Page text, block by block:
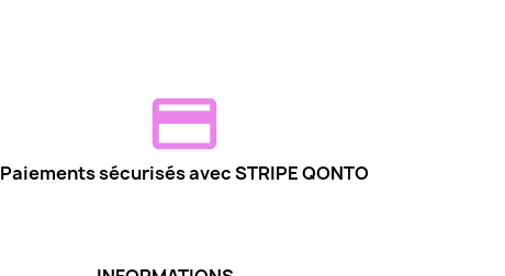
Paiements sécurisés avec STRIPE QONTO